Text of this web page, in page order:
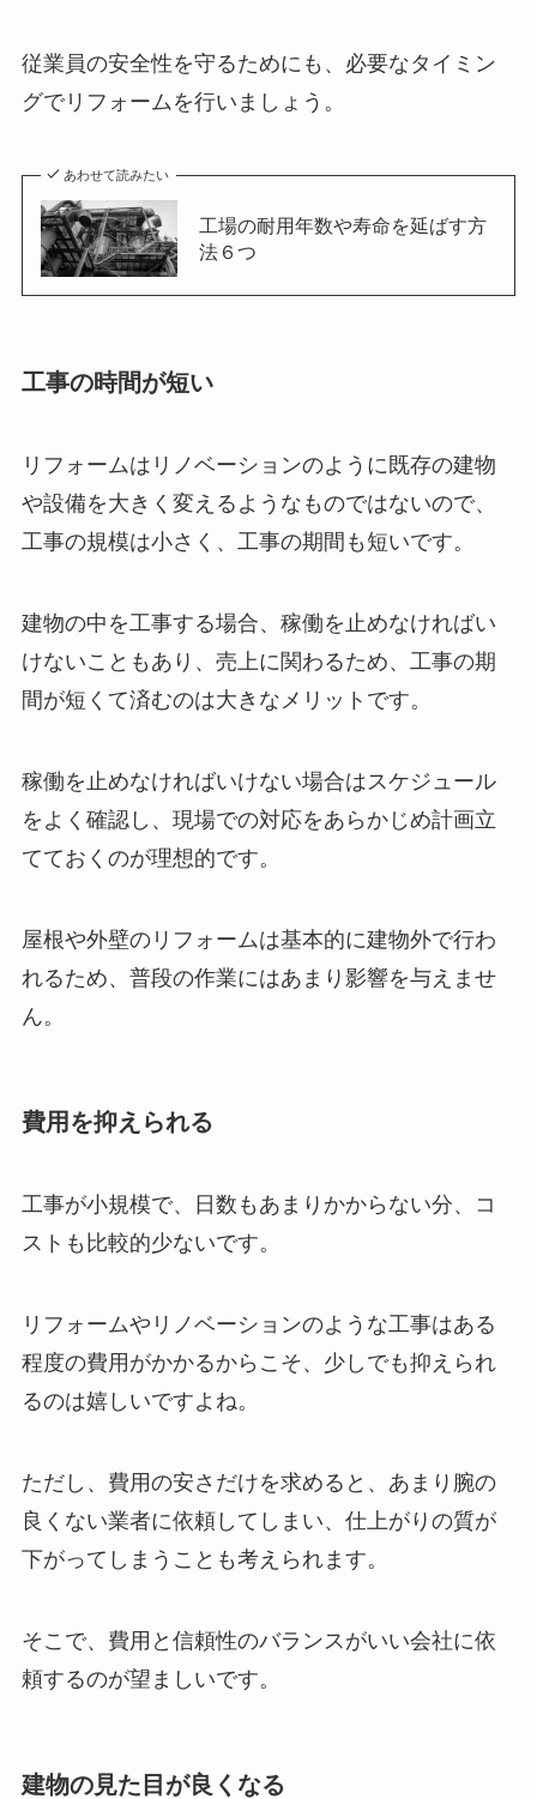
従業員の安全性を守るためにも、必要なタイミン
グでリフォームを行いましょう。
あわせて読みたい
工場の耐用年数や寿命を延ばす方
法６つ
工事の時間が短い
リフォームはリノベーションのように既存の建物
や設備を大きく変えるようなものではないので、
工事の規模は小さく、工事の期間も短いです。
建物の中を工事する場合、稼働を止めなければい
けないこともあり、売上に関わるため、工事の期
間が短くて済むのは大きなメリットです。
稼働を止めなければいけない場合はスケジュール
をよく確認し、現場での対応をあらかじめ計画立
てておくのが理想的です。
屋根や外壁のリフォームは基本的に建物外で行わ
れるため、普段の作業にはあまり影響を与えませ
ん。
費用を抑えられる
工事が小規模で、日数もあまりかからない分、コ
ストも比較的少ないです。
リフォームやリノベーションのような工事はある
程度の費用がかかるからこそ、少しでも抑えられ
るのは嬉しいですよね。
ただし、費用の安さだけを求めると、あまり腕の
良くない業者に依頼してしまい、仕上がりの質が
下がってしまうことも考えられます。
そこで、費用と信頼性のバランスがいい会社に依
頼するのが望ましいです。
建物の見た目が良くなる